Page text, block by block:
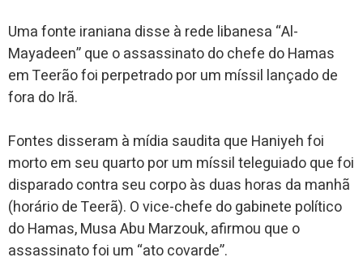
Uma fonte iraniana disse à rede libanesa “Al-
Mayadeen” que o assassinato do chefe do Hamas
em Teerão foi perpetrado por um míssil lançado de
fora do Irã.
Fontes disseram à mídia saudita que Haniyeh foi
morto em seu quarto por um míssil teleguiado que foi
disparado contra seu corpo às duas horas da manhã
(horário de Teerã). O vice-chefe do gabinete político
do Hamas, Musa Abu Marzouk, afirmou que o
assassinato foi um “ato covarde”.